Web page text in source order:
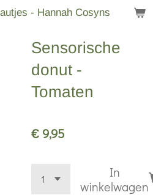
- Hannah Cosyns
Sensorische
donut -
Tomaten
€ 9,95
In
winkelwagen